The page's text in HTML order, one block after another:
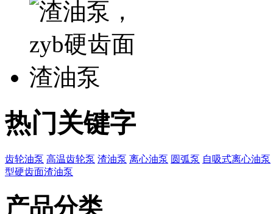
热门关键字
齿轮油泵 高温齿轮泵 渣油泵 离心油泵 圆弧泵 自吸式离心油泵
型硬齿面渣油泵
产品分类